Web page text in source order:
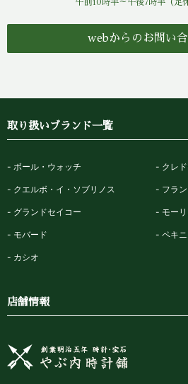
午前10時半～午後7時半（定
webからのお問い
取り扱いブランド一覧
ボール・ウォッチ クレ
クエルボ・イ・ソブリノス フラ
グランドセイコー モー
モバード ペキ
カシオ
店舗情報